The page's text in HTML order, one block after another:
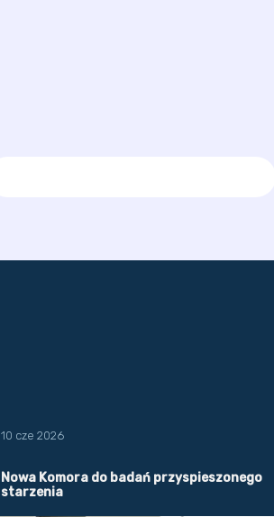
10 cze 2026
Nowa Komora do badań przyspieszonego
starzenia